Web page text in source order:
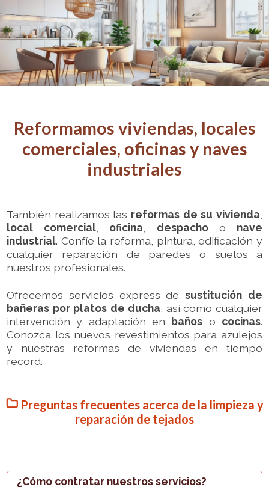
Reformamos viviendas, locales
comerciales, oficinas y naves
industriales
También realizamos las reformas de su vivienda,
local comercial, oficina, despacho o nave
industrial. Confíe la reforma, pintura, edificación y
cualquier reparación de paredes o suelos a
nuestros profesionales.
Ofrecemos servicios express desustitución de
bañeras por platos de ducha, así como cualquier
intervención y adaptación en
baños o cocinas.
Conozca los nuevos revestimientos para azulejos
y nuestras reformas de viviendas en tiempo
record.
qPreguntas frecuentes acerca de la limpieza y
reparación de tejados
¿Cómo contratar nuestros servicios?